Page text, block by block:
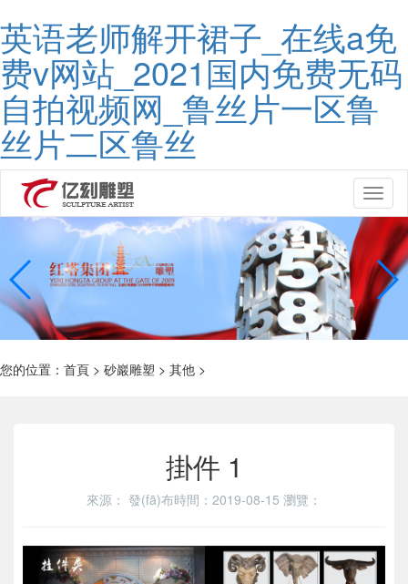
英语老师解开裙子_在线a免
费v网站_2021国内免费无码
自拍视频网_鲁丝片一区鲁
丝片二区鲁丝
您的位置： 首頁 > 砂巖雕塑 > 其他 >
掛件 1
來源： 發(fā)布時間：2019-08-15 瀏覽：